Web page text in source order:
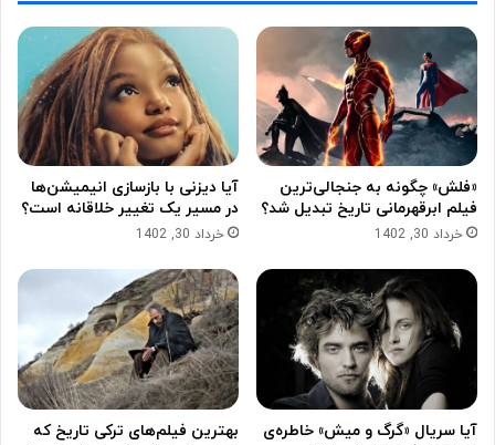
«فلش» چگونه به جنجالی‌ترین
فیلم ابرقهرمانی تاریخ تبدیل شد؟
خرداد 30, 1402
آیا دیزنی با بازسازی انیمیشن‌ها
در مسیر یک تغییر خلاقانه است؟
خرداد 30, 1402
آیا سریال «گرگ و میش» خاطره‌ی
بهترین فیلم‌های ترکی تاریخ که